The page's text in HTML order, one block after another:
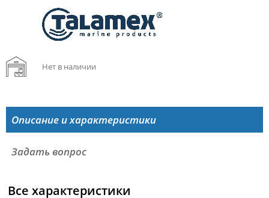
Нет в наличии
Описание и характеристики
Задать вопрос
Все характеристики